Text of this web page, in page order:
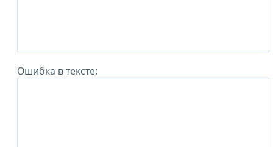
Ошибка в тексте: